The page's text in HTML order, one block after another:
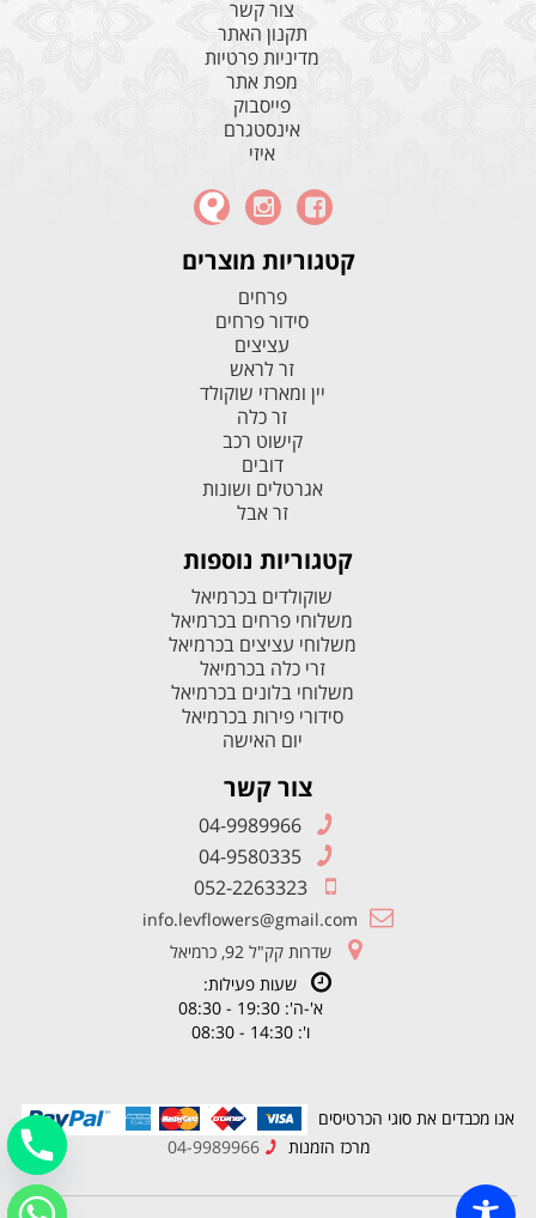
צור קשר
תקנון האתר
מדיניות פרטיות
מפת אתר
פייסבוק
אינסטגרם
איזי
קטגוריות מוצרים
פרחים
סידור פרחים
עציצים
זר לראש
יין ומארזי שוקולד
זר כלה
קישוט רכב
דובים
אגרטלים ושונות
זר אבל
קטגוריות נוספות
שוקולדים בכרמיאל
משלוחי פרחים בכרמיאל
משלוחי עציצים בכרמיאל
זרי כלה בכרמיאל
משלוחי בלונים בכרמיאל
סידורי פירות בכרמיאל
יום האישה
צור קשר
04-9989966
04-9580335
052-2263323
info.levflowers@gmail.com
שדרות קק"ל 92, כרמיאל
שעות פעילות:
א'-ה': 19:30 - 08:30
ו': 14:30 - 08:30
אנו מכבדים את סוגי הכרטיסים
מרכז הזמנות
04-9989966